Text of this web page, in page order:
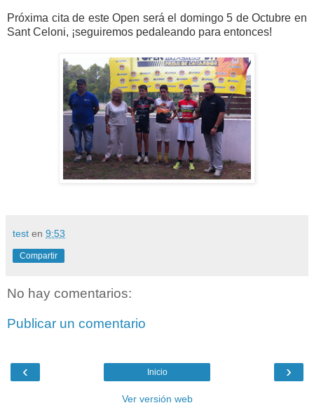
Próxima cita de este Open será el domingo 5 de Octubre en
Sant Celoni, ¡seguiremos pedaleando para entonces!
test en 9:53
Compartir
No hay comentarios:
Publicar un comentario
‹ ›
Inicio
Ver versión web